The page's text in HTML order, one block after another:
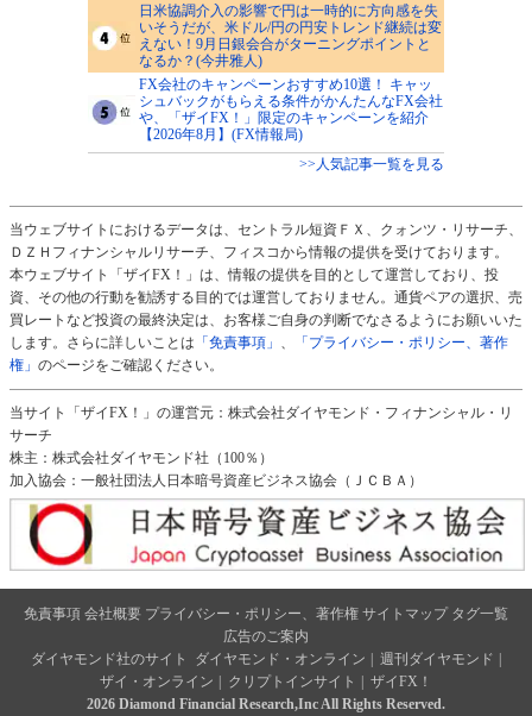
日米協調介入の影響で円は一時的に方向感を失
いそうだが、米ドル/円の円安トレンド継続は変
えない！9月日銀会合がターニングポイントと
なるか？(今井雅人)
FX会社のキャンペーンおすすめ10選！ キャッ
シュバックがもらえる条件がかんたんなFX会社
や、「ザイFX！」限定のキャンペーンを紹介
【2026年8月】(FX情報局)
>>人気記事一覧を見る
当ウェブサイトにおけるデータは、セントラル短資ＦＸ、クォンツ・リサーチ、
ＤＺＨフィナンシャルリサーチ、フィスコから情報の提供を受けております。
本ウェブサイト「ザイFX！」は、情報の提供を目的として運営しており、投
資、その他の行動を勧誘する目的では運営しておりません。通貨ペアの選択、売
買レートなど投資の最終決定は、お客様ご自身の判断でなさるようにお願いいた
します。さらに詳しいことは 「免責事項」
「プライバシー・ポリシー、著作
権」 のページをご確認ください。
当サイト「ザイFX！」の運営元：株式会社ダイヤモンド・フィナンシャル・リ
サーチ
株主：株式会社ダイヤモンド社（100％）
加入協会：一般社団法人日本暗号資産ビジネス協会（ＪＣＢＡ）
免責事項 会社概要 プライバシー・ポリシー、著作権 サイトマップ タグ一覧
広告のご案内
ダイヤモンド社のサイト
ダイヤモンド・オンライン 週刊ダイヤモンド
ザイ・オンライン
クリプトインサイト
ザイFX！
2026 Diamond Financial Research,Inc All Rights Reserved.